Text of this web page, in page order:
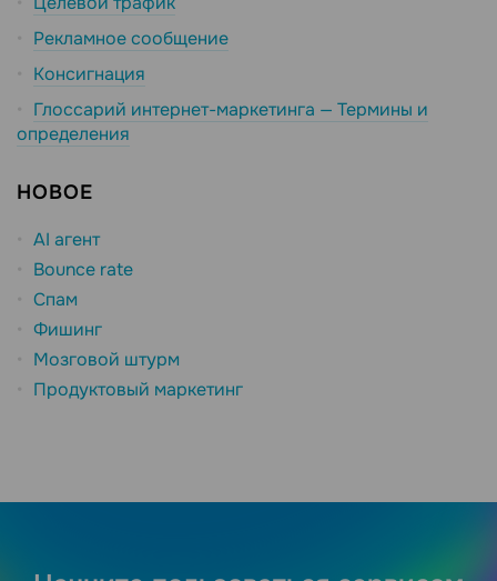
Рекламное сообщение
Консигнация
Глоссарий интернет-маркетинга — Термины и
определения
НОВОЕ
AI агент
Bounce rate
Спам
Фишинг
Мозговой штурм
Продуктовый маркетинг